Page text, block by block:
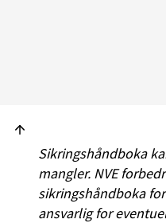
Sikringshåndboka
mangler. NVE
sikringshåndboka
ansvarlig for